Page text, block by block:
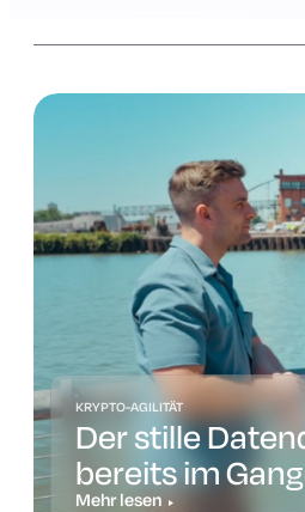
KRYPTO-AGILITÄT
Der stille
bereits im
Mehr lesen